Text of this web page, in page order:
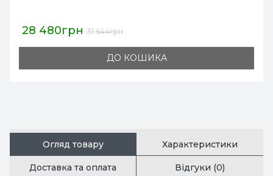
5 563грн 6 181грн
ДО КОШИКА
Огляд товару Характеристики
Доставка та оплата Відгуки (0)